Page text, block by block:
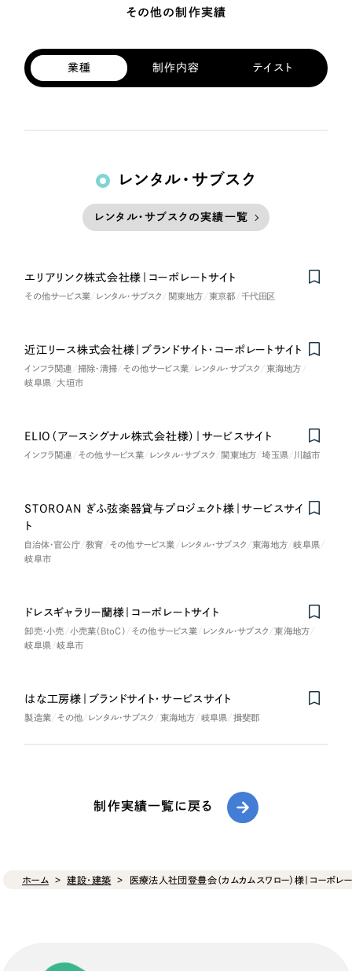
その他の制作実績
業種 制作内容 テイスト
レンタル・サブスク
レンタル・サブスクの実績一覧
エリアリンク株式会社様｜コーポレートサイト
その他サービス業 レンタル・サブスク 関東地方 東京都 千代田区
Nominee
近江リース株式会社様｜ブランドサイト・コーポレートサイト
インフラ関連 掃除・清掃 その他サービス業 レンタル・サブスク
東海地方
岐阜県
大垣市
ELIO（アースシグナル株式会社様）｜サービスサイト
インフラ関連 その他サービス業 レンタル・サブスク 関東地方 埼玉県 川越市
STOROAN ぎふ弦楽器貸与プロジェクト様｜サービスサイ
ト
自治体・官公庁 教育 その他サービス業 レンタル・サブスク 東海地方
岐阜県
岐阜市
ドレスギャラリー蘭様｜コーポレートサイト
卸売・小売 小売業（BtoC） その他サービス業 レンタル・サブスク
東海地方
岐阜県
岐阜市
はな工房様｜ブランドサイト・サービスサイト
製造業 その他 レンタル・サブスク 東海地方 岐阜県 揖斐郡
制作実績一覧に戻る
ホーム 建設・建築 医療法人社団登豊会（カムカムスワロー）様｜コーポレー